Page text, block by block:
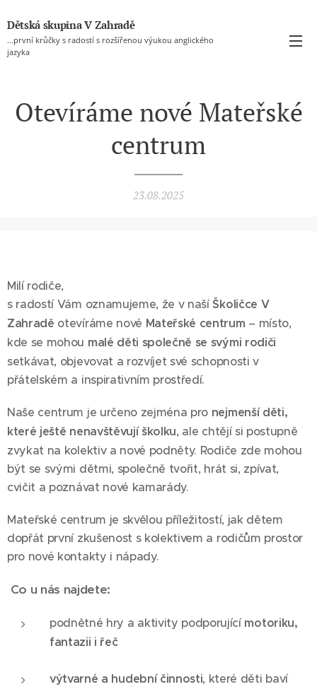
Dětská skupina V Zahradě
...první krůčky s radostí s rozšířenou výukou anglického
jazyka
Otevíráme nové Mateřské
centrum
23.08.2025
Milí rodiče,
s radostí Vám oznamujeme, že v naší Školičce V
Zahradě otevíráme nové Mateřské centrum – místo,
kde se mohou malé děti společně se svými rodiči
setkávat, objevovat a rozvíjet své schopnosti v
přátelském a inspirativním prostředí.
Naše centrum je určeno zejména pro nejmenší děti,
které ještě nenavštěvují školku, ale chtějí si postupně
zvykat na kolektiv a nové podněty. Rodiče zde mohou
být se svými dětmi, společně tvořit, hrát si, zpívat,
cvičit a poznávat nové kamarády.
Mateřské centrum je skvělou příležitostí, jak dětem
dopřát první zkušenost s kolektivem a rodičům prostor
pro nové kontakty i nápady.
Co u nás najdete:
podnětné hry a aktivity podporující motoriku,
fantazii i řeč
výtvarné a hudební činnosti, které děti baví